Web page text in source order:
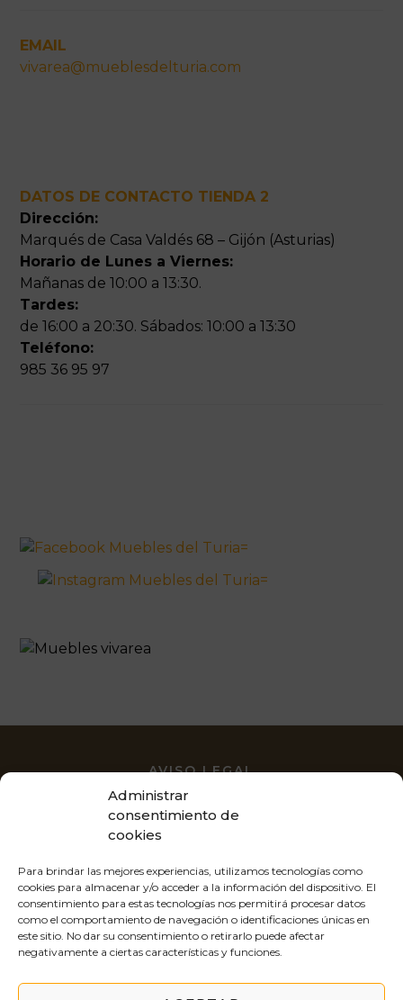
Administrar
consentimiento de
cookies
Para brindar las mejores experiencias, utilizamos tecnologías como
cookies para almacenar y/o acceder a la información del dispositivo. El
consentimiento para estas tecnologías nos permitirá procesar datos
como el comportamiento de navegación o identificaciones únicas en
este sitio. No dar su consentimiento o retirarlo puede afectar
negativamente a ciertas características y funciones.
EMAIL
vivarea@mueblesdelturia.com
DATOS DE CONTACTO TIENDA 2
Dirección:
Marqués de Casa Valdés 68 – Gijón (Asturias)
Horario de Lunes a Viernes:
Mañanas de 10:00 a 13:30.
Tardes:
de 16:00 a 20:30. Sábados: 10:00 a 13:30
Teléfono:
985 36 95 97
AVISO LEGAL
POLÍTICA DE COOKIES
MAPA DE SITIO